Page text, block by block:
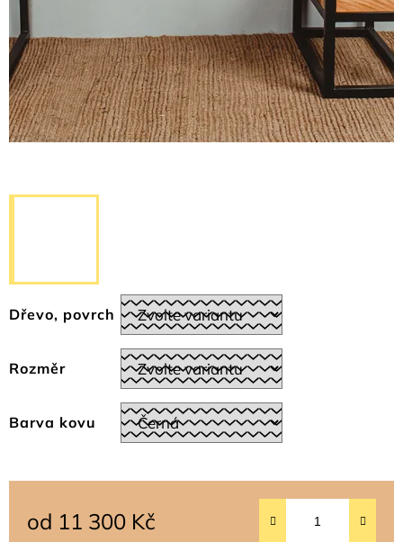
Dřevo, povrch
Rozměr
Barva kovu
od 11 300 Kč